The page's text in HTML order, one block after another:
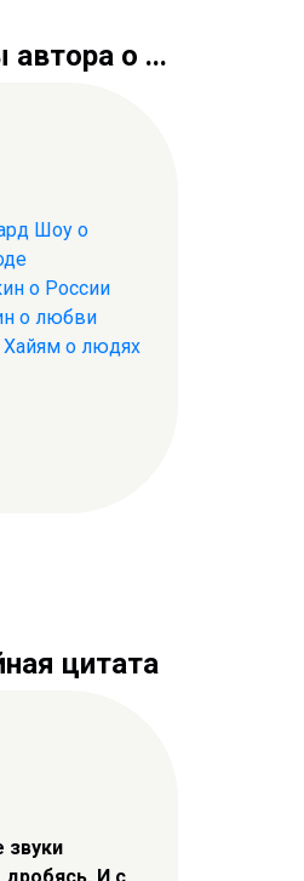
автора о ...
Шоу о
о России
о любви
о людях
цитата
звуки
И с